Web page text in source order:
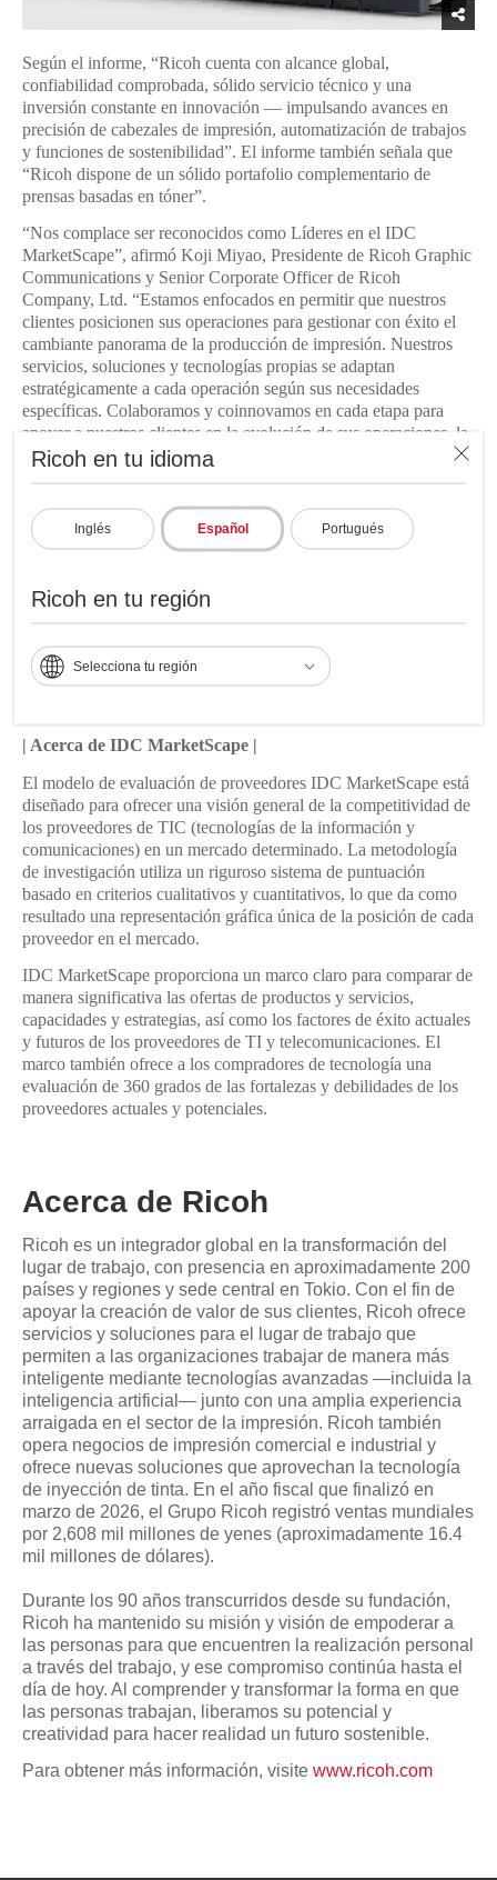
Ricoh en tu idioma
Inglés Español Portugués
Ricoh en tu región
Selecciona tu región
Según el informe, “Ricoh cuenta con alcance global,
confiabilidad comprobada, sólido servicio técnico y una
inversión constante en innovación — impulsando avances en
precisión de cabezales de impresión, automatización de trabajos
y funciones de sostenibilidad”. El informe también señala que
“Ricoh dispone de un sólido portafolio complementario de
prensas basadas en tóner”.
“Nos complace ser reconocidos como Líderes en el IDC
MarketScape”, afirmó Koji Miyao, Presidente de Ricoh Graphic
Communications y Senior Corporate Officer de Ricoh
Company, Ltd. “Estamos enfocados en permitir que nuestros
clientes posicionen sus operaciones para gestionar con éxito el
cambiante panorama de la producción de impresión. Nuestros
servicios, soluciones y tecnologías propias se adaptan
estratégicamente a cada operación según sus necesidades
específicas. Colaboramos y coinnovamos en cada etapa para
apoyar a nuestros clientes en la evolución de sus operaciones, la
expansión de sus servicios y el crecimiento de su negocio”.
Líder en el IDC MarketScape para Inyección de Tinta de Alta
Velocidad a nivel mundial, ya que combina innovación,
fuerte en áreas clave que los clientes buscan en una alianza
estratégica, como capacidades de equipo que van desde
tecnologías avanzadas de cabezales de impresión y secado hasta
servicio y soporte”.
| Acerca de IDC MarketScape |
El modelo de evaluación de proveedores IDC MarketScape está
diseñado para ofrecer una visión general de la competitividad de
los proveedores de TIC (tecnologías de la información y
comunicaciones) en un mercado determinado. La metodología
de investigación utiliza un riguroso sistema de puntuación
basado en criterios cualitativos y cuantitativos, lo que da como
resultado una representación gráfica única de la posición de cada
proveedor en el mercado.
IDC MarketScape proporciona un marco claro para comparar de
manera significativa las ofertas de productos y servicios,
capacidades y estrategias, así como los factores de éxito actuales
y futuros de los proveedores de TI y telecomunicaciones. El
marco también ofrece a los compradores de tecnología una
evaluación de 360 grados de las fortalezas y debilidades de los
proveedores actuales y potenciales.
Acerca de Ricoh
Ricoh es un integrador global en la transformación del
lugar de trabajo, con presencia en aproximadamente 200
países y regiones y sede central en Tokio. Con el fin de
apoyar la creación de valor de sus clientes, Ricoh ofrece
servicios y soluciones para el lugar de trabajo que
permiten a las organizaciones trabajar de manera más
inteligente mediante tecnologías avanzadas —incluida la
inteligencia artificial— junto con una amplia experiencia
arraigada en el sector de la impresión. Ricoh también
opera negocios de impresión comercial e industrial y
ofrece nuevas soluciones que aprovechan la tecnología
de inyección de tinta. En el año fiscal que finalizó en
marzo de 2026, el Grupo Ricoh registró ventas mundiales
por 2,608 mil millones de yenes (aproximadamente 16.4
mil millones de dólares).
Durante los 90 años transcurridos desde su fundación,
Ricoh ha mantenido su misión y visión de empoderar a
las personas para que encuentren la realización personal
a través del trabajo, y ese compromiso continúa hasta el
día de hoy. Al comprender y transformar la forma en que
las personas trabajan, liberamos su potencial y
creatividad para hacer realidad un futuro sostenible.
Para obtener más información, visite www.ricoh.com